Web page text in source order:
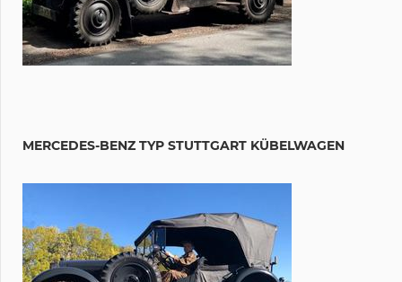
MERCEDES-BENZ TYP STUTTGART KÜBELWAGEN